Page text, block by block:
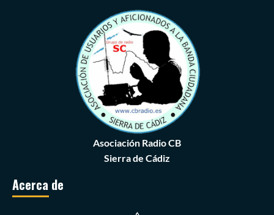
Asociación Radio CB
Sierra de Cádiz
Acerca de